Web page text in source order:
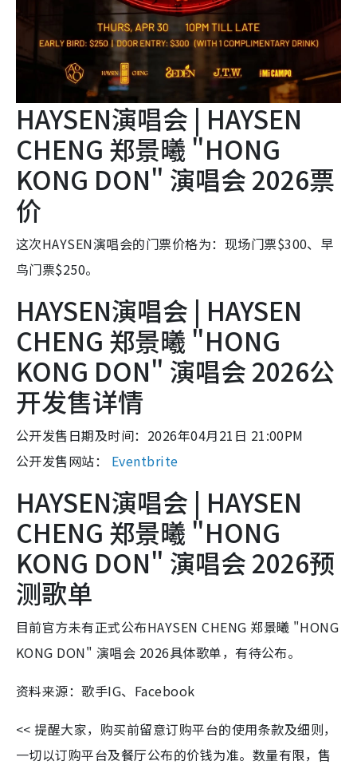
HAYSEN演唱会 | HAYSEN
CHENG 郑景曦 "HONG
KONG DON" 演唱会 2026票
价
这次HAYSEN演唱会的门票价格为：现场门票$300、早
鸟门票$250。
HAYSEN演唱会 | HAYSEN
CHENG 郑景曦 "HONG
KONG DON" 演唱会 2026公
开发售详情
公开发售日期及时间：2026年04月21日 21:00PM
公开发售网站： Eventbrite
HAYSEN演唱会 | HAYSEN
CHENG 郑景曦 "HONG
KONG DON" 演唱会 2026预
测歌单
目前官方未有正式公布HAYSEN CHENG 郑景曦 "HONG
KONG DON" 演唱会 2026具体歌单，有待公布。
资料来源：歌手IG、Facebook
<< 提醒大家，购买前留意订购平台的使用条款及细则，
一切以订购平台及餐厅公布的价钱为准。数量有限，售